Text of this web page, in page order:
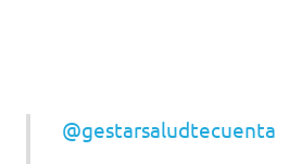
@gestarsaludtecuenta